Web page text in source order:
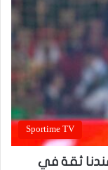
Sportime TV
ثقة في